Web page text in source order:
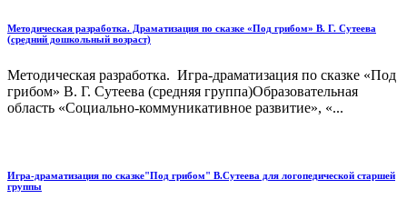
Методическая разработка. Драматизация по сказке «Под грибом» В. Г. Сутеева
(средний дошкольный возраст)
Методическая разработка. Игра-драматизация по сказке «Под
грибом» В. Г. Сутеева (средняя группа)Образовательная
область «Социально-коммуникативное развитие», «...
Игра-драматизация по сказке"Под грибом" В.Сутеева для логопедической старшей
группы